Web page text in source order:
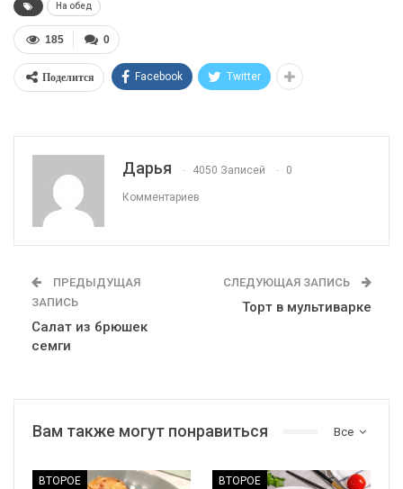
На обед
0
185
Поделится Facebook Twitter
Дарья 4050 Записей 0
Комментариев
ПРЕДЫДУЩАЯ
ЗАПИСЬ
Салат из брюшек
семги
СЛЕДУЮЩАЯ ЗАПИСЬ
Торт в мультиварке
Все
Вам также могут понравиться
ВТОРОЕ ВТОРОЕ